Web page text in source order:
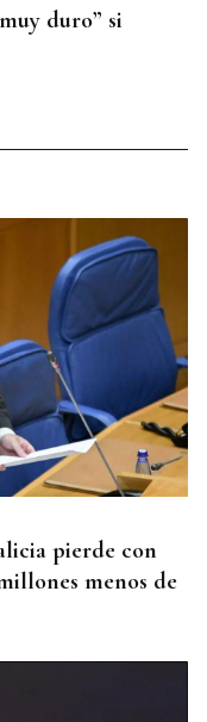
duro” si
de Brasil
pierde con
menos de